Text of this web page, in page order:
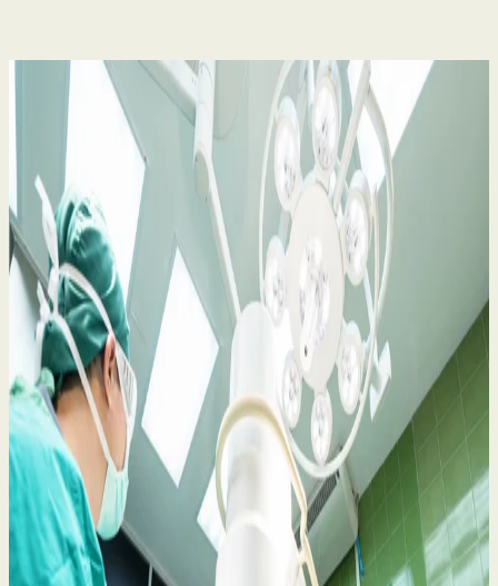
Negligência médica